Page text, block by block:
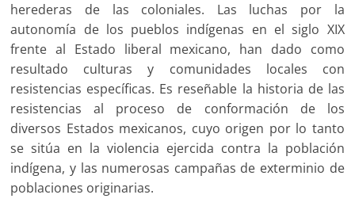
herederas de las coloniales. Las luchas por la
autonomía de los pueblos indígenas en el siglo XIX
frente al Estado liberal mexicano, han dado como
resultado culturas y comunidades locales con
resistencias específicas. Es reseñable la historia de las
resistencias al proceso de conformación de los
diversos Estados mexicanos, cuyo origen por lo tanto
se sitúa en la violencia ejercida contra la población
indígena, y las numerosas campañas de exterminio de
poblaciones originarias.